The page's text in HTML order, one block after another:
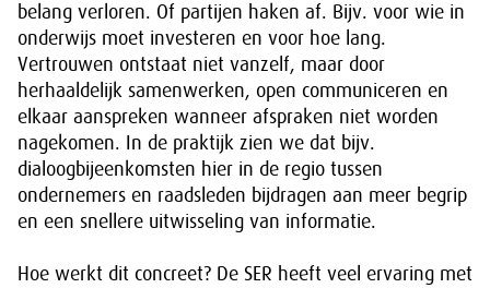
belang verloren. Of partijen haken af. Bijv. voor wie in
onderwijs moet investeren en voor hoe lang.
Vertrouwen ontstaat niet vanzelf, maar door
herhaaldelijk samenwerken, open communiceren en
elkaar aanspreken wanneer afspraken niet worden
nagekomen. In de praktijk zien we dat bijv.
dialoogbijeenkomsten hier in de regio tussen
ondernemers en raadsleden bijdragen aan meer begrip
en een snellere uitwisseling van informatie.
Hoe werkt dit concreet? De SER heeft veel ervaring met